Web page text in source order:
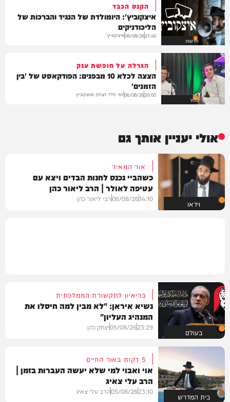
חדשות
הקנס הכבד
איצקוביץ': היומולדת של הנגיד והברכות של
הליכודניקים
21:40
06/08/26איצקוביץ'
VOD
הגרלה על חופשת ענק
הצצה לכלא 10 מבפנים: הפודקאסט של 'בין
הזמנים'
20:00
06/08/26יוסי פלד ויצחק מושקוביץ
אולי יעניין אותך גם
וידאו
אור המאיר
כשהביי נכנס לחנות הבדים ויצא עם
עטיפה לאולר | הרב ליאור כהן
14:10
06/08/26רבי ליאור כהן
בעולם
בריאיון לתקשורת הממלכתית
נשיא איראן: "לא מבין למה חיסלו את
המנהיג העליון"
23:29
05/08/26יצחק כהן
בית המדרש
5 דקות באור החיים
אוי ואבוי למי שלא יעשה העברות בזמן |
הרב עלי צאיג
23:10
05/08/26הרב עלי צאיג